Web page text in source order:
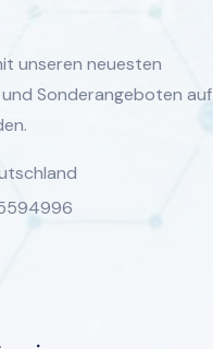
unseren neuesten
Sonderangeboten auf